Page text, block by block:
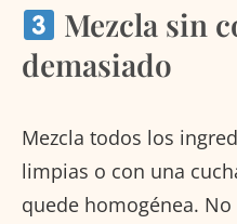
Mezcla sin
demasiado
Mezcla todos los
limpias o con una
quede homogénea. No